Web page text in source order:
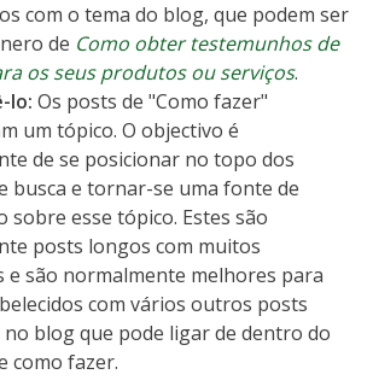
com o tema do blog, que podem ser
de Como obter testemunhos de
os seus produtos ou serviços.
lo: Os posts de "Como fazer"
um tópico. O objectivo é
de se posicionar no topo dos
busca e tornar-se uma fonte de
sobre esse tópico. Estes são
posts longos com muitos
e são normalmente melhores para
com vários outros posts
blog que pode ligar de dentro do
como fazer.